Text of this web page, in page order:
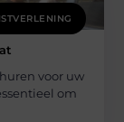
voor uw
om